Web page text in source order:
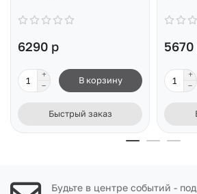
6290 р
В корзину
Быстрый заказ
5670
Будьте в центре событий -